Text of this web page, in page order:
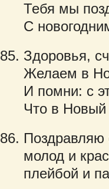
Тебя мы
С
Здоровья,
Желаем в
И помни: с
Что в Новый
молод и
плейбой и